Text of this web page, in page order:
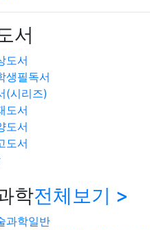
서
도서
생필독서
(시리즈)
도서
도서
도서
학전체보기 >
과학일반